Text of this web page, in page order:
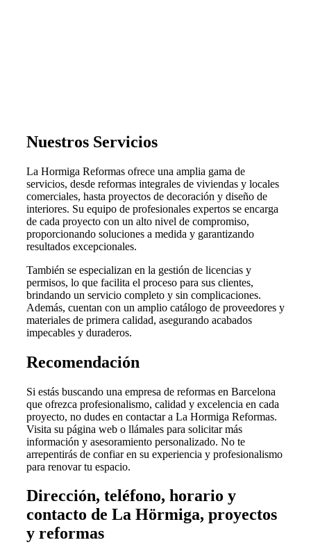
Nuestros Servicios
La Hormiga Reformas ofrece una amplia gama de
servicios, desde reformas integrales de viviendas y locales
comerciales, hasta proyectos de decoración y diseño de
interiores. Su equipo de profesionales expertos se encarga
de cada proyecto con un alto nivel de compromiso,
proporcionando soluciones a medida y garantizando
resultados excepcionales.
También se especializan en la gestión de licencias y
permisos, lo que facilita el proceso para sus clientes,
brindando un servicio completo y sin complicaciones.
Además, cuentan con un amplio catálogo de proveedores y
materiales de primera calidad, asegurando acabados
impecables y duraderos.
Recomendación
Si estás buscando una empresa de reformas en Barcelona
que ofrezca profesionalismo, calidad y excelencia en cada
proyecto, no dudes en contactar a La Hormiga Reformas.
Visita su página web o llámales para solicitar más
información y asesoramiento personalizado. No te
arrepentirás de confiar en su experiencia y profesionalismo
para renovar tu espacio.
Dirección, teléfono, horario y
contacto de La Hörmiga, proyectos
y reformas